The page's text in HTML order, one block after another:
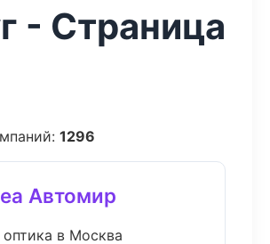
- Страница
1296
Автомир
в Москва